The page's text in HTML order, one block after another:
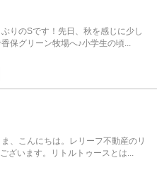
りのSです！先日、秋を感じに少し
保グリーン牧場へ♪小学生の頃...
、こんにちは。レリーフ不動産のリ
ざいます。リトルトゥースとは...